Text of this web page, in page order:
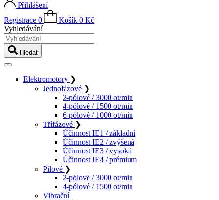
Přihlášení
Registrace 0 Košík 0 Kč
Vyhledávání
Hledat
Elektromotory ❯
Jednofázové ❯
2-pólové / 3000 ot/min
4-pólové / 1500 ot/min
6-pólové / 1000 ot/min
Třífázové ❯
Účinnost IE1 / základní
Účinnost IE2 / zvýšená
Účinnost IE3 / vysoká
Účinnost IE4 / prémium
Pilové ❯
2-pólové / 3000 ot/min
4-pólové / 1500 ot/min
Vibrační